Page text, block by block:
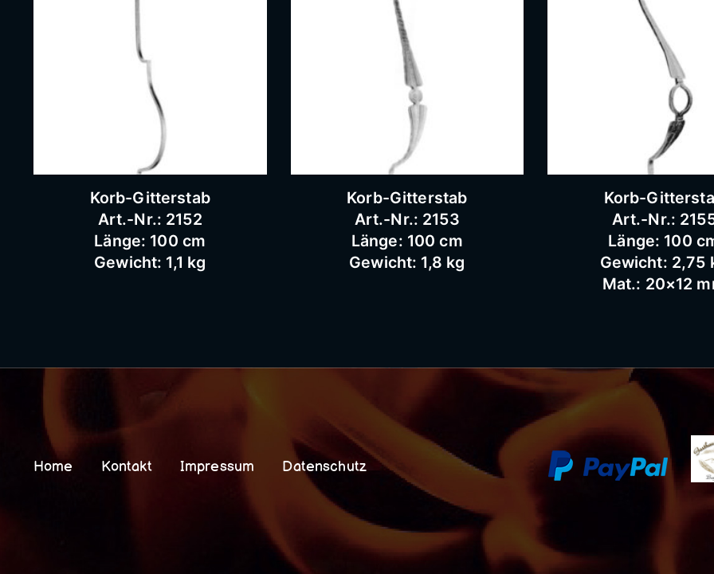
Korb-Gitterstab
Art.-Nr.: 2152
Länge: 100 cm
Gewicht: 1,1 kg
Korb-Gitterstab
Art.-Nr.: 2153
Länge: 100 cm
Gewicht: 1,8 kg
Korb-
Art.-Nr.:
Länge: 100
Gewicht: 2,75
Mat.: 20×12
Home Kontakt Impressum Datenschutz